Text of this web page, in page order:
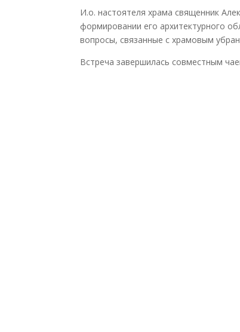
И.о. настоятеля храма священник
формировании его архитектурного
вопросы, связанные с храмовым
Встреча завершилась совместным